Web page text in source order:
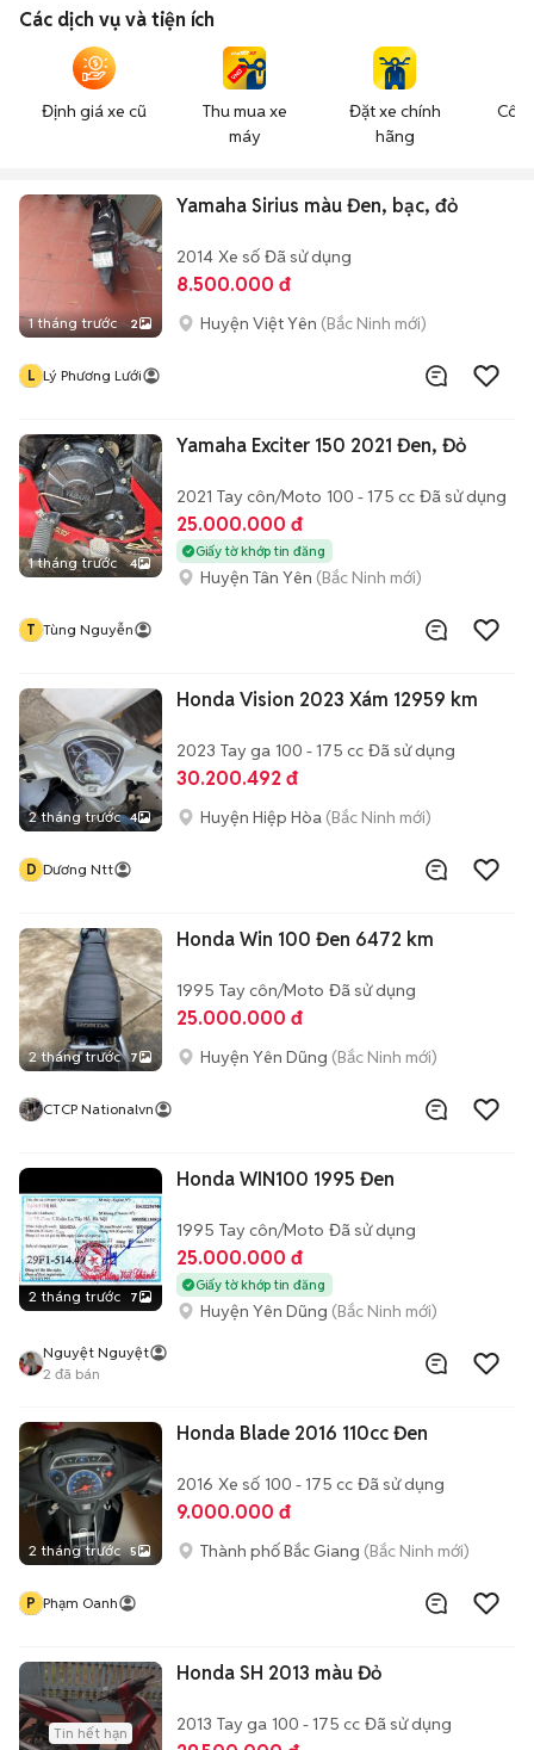
Các dịch vụ và tiện ích
Định giá xe cũ
Thu mua xe
máy
Đặt xe chính
hãng
1 tháng trước 2
Yamaha Sirius màu Đen, bạc, đỏ
2014 Xe số Đã sử dụng
8.500.000 đ
Huyện Việt Yên (Bắc Ninh mới)
L Lý Phương Lưới
1 tháng trước 4
Yamaha Exciter 150 2021 Đen, Đỏ
2021 Tay côn/Moto 100 - 175 cc Đã sử dụng
25.000.000 đ
Giấy tờ khớp tin đăng
Huyện Tân Yên (Bắc Ninh mới)
T Tùng Nguyễn
2 tháng trước 4
Honda Vision 2023 Xám 12959 km
2023 Tay ga 100 - 175 cc Đã sử dụng
30.200.492 đ
Huyện Hiệp Hòa (Bắc Ninh mới)
D Dương Ntt
2 tháng trước 7
Honda Win 100 Đen 6472 km
1995 Tay côn/Moto Đã sử dụng
25.000.000 đ
Huyện Yên Dũng (Bắc Ninh mới)
CTCP Nationalvn
2 tháng trước 7
Honda WIN100 1995 Đen
1995 Tay côn/Moto Đã sử dụng
25.000.000 đ
Giấy tờ khớp tin đăng
Huyện Yên Dũng (Bắc Ninh mới)
Nguyệt Nguyệt
2 đã bán
2 tháng trước 5
Honda Blade 2016 110cc Đen
2016 Xe số 100 - 175 cc Đã sử dụng
9.000.000 đ
Thành phố Bắc Giang (Bắc Ninh mới)
P Phạm Oanh
Tin hết hạn
Honda SH 2013 màu Đỏ
2013 Tay ga 100 - 175 cc Đã sử dụng